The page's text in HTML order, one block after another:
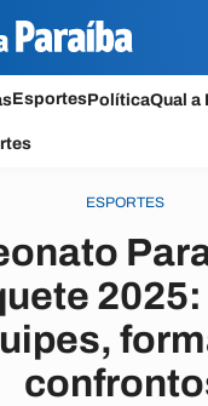
EsportesPolíticaQual a
ESPORTES